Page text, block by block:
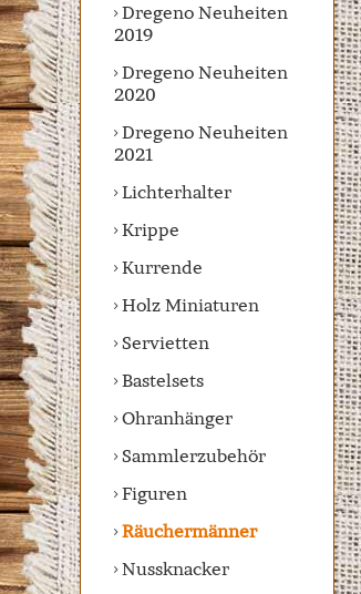
Dregeno Neuheiten
2019
Dregeno Neuheiten
2020
Dregeno Neuheiten
2021
Lichterhalter
Krippe
Kurrende
Holz Miniaturen
Servietten
Bastelsets
Ohranhänger
Sammlerzubehör
Figuren
Räuchermänner
Nussknacker